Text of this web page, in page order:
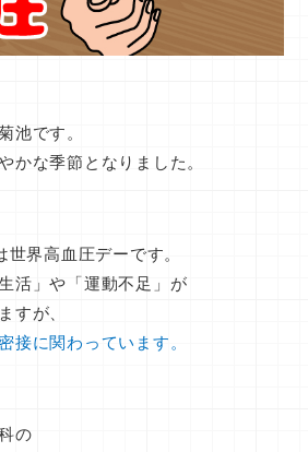
池です。
かな季節となりました。
世界高血圧デーです。
活」や「運動不足」が
すが、
接に関わっています。
の